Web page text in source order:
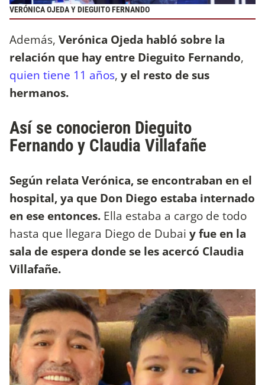
VERÓNICA OJEDA Y DIEGUITO FERNANDO
Además, Verónica Ojeda habló sobre la
relación que hay entre Dieguito Fernando,
quien tiene 11 años, y el resto de sus
hermanos.
Así se conocieron Dieguito
Fernando y Claudia Villafañe
Según relata Verónica, se encontraban en el
hospital, ya que Don Diego estaba internado
en ese entonces. Ella estaba a cargo de todo
hasta que llegara Diego de Dubai y fue en la
sala de espera donde se les acercó Claudia
Villafañe.